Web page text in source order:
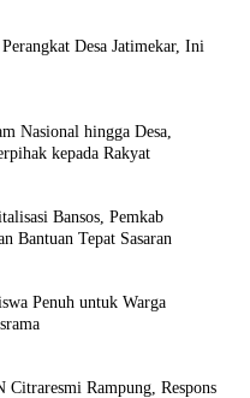
Desa Jatimekar, Ini
Nasional hingga Desa,
kepada Rakyat
Bansos, Pemkab
Bantuan Tepat Sasaran
Penuh untuk Warga
Citraresmi Rampung, Respons